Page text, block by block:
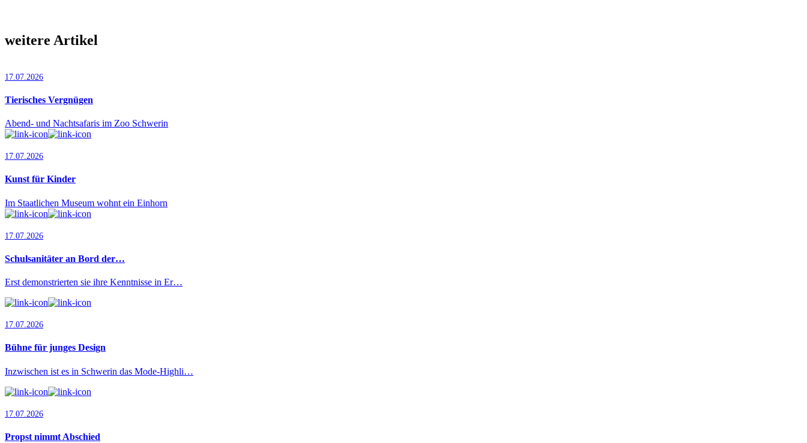
weitere Artikel
17.07.2026
Tierisches Vergnügen
Abend- und Nachtsafaris im Zoo Schwerin
17.07.2026
Kunst für Kinder
Im Staatlichen Museum wohnt ein Einhorn
17.07.2026
Schulsanitäter an Bord der…
Erst demonstrierten sie ihre Kenntnisse in Er…
17.07.2026
Bühne für junges Design
Inzwischen ist es in Schwerin das Mode-Highli…
17.07.2026
Propst nimmt Abschied